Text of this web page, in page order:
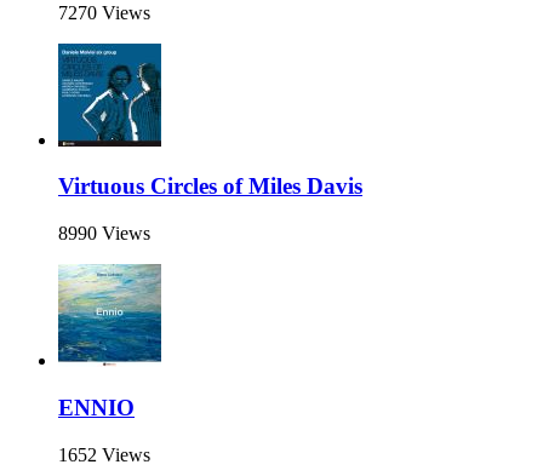
7270 Views
Virtuous Circles of Miles Davis
8990 Views
ENNIO
1652 Views